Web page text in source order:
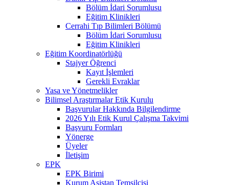
Bölüm İdari Sorumlusu
Eğitim Klinikleri
Cerrahi Tıp Bilimleri Bölümü
Bölüm İdari Sorumlusu
Eğitim Klinikleri
Eğitim Koordinatörlüğü
Stajyer Öğrenci
Kayıt İşlemleri
Gerekli Evraklar
Yasa ve Yönetmelikler
Bilimsel Araştırmalar Etik Kurulu
Başvurular Hakkında Bilgilendirme
2026 Yılı Etik Kurul Çalışma Takvimi
Başvuru Formları
Yönerge
Üyeler
İletişim
EPK
EPK Birimi
Kurum Asistan Temsilcisi